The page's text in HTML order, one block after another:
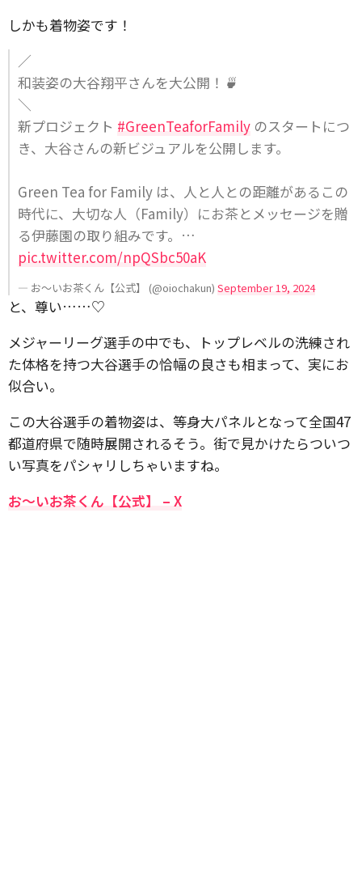
しかも着物姿です！
／
和装姿の大谷翔平さんを大公開！🍵
＼
新プロジェクト #GreenTeaforFamily のスタートにつ
き、大谷さんの新ビジュアルを公開します。
Green Tea for Family は、人と人との距離があるこの
時代に、大切な人（Family）にお茶とメッセージを贈
る伊藤園の取り組みです。…
pic.twitter.com/npQSbc50aK
— お〜いお茶くん【公式】 (@oiochakun) September 19, 2024
と、尊い……♡
メジャーリーグ選手の中でも、トップレベルの洗練され
た体格を持つ大谷選手の恰幅の良さも相まって、実にお
似合い。
この大谷選手の着物姿は、等身大パネルとなって全国47
都道府県で随時展開されるそう。街で見かけたらついつ
い写真をパシャリしちゃいますね。
お〜いお茶くん【公式】 – X